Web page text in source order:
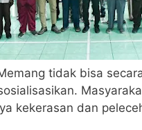
tidak bisa
kekerasan dan